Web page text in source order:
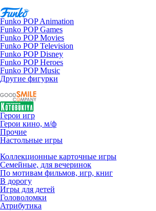
Funko POP Animation
Funko POP Games
Funko POP Movies
Funko POP Television
Funko POP Disney
Funko POP Heroes
Funko POP Music
Другие фигурки
Герои игр
Герои кино, м/ф
Прочие
Настольные игры
Коллекционные карточные игры
Семейные, для вечеринок
По мотивам фильмов, игр, книг
В дорогу
Игры для детей
Головоломки
Атрибутика